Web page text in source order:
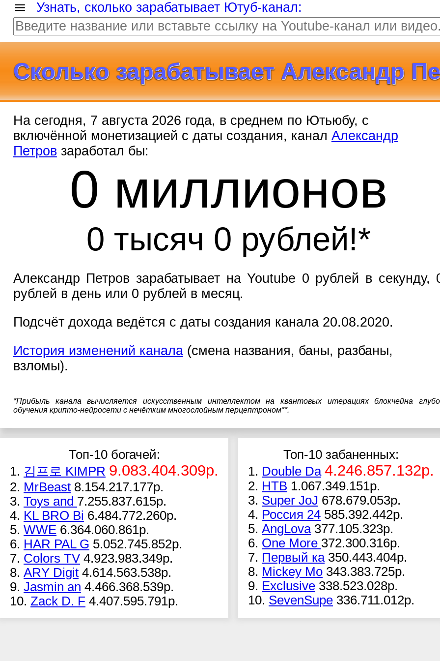
Узнать, сколько зарабатывает Ютуб-канал:
Сколько зарабатывает Александр
На сегодня, 7 августа 2026 года, в среднем по Ютьюбу, с
включённой монетизацией с даты создания, канал Александр
Петровзаработал бы:
0 миллионов
0 тысяч 0 рублей!*
Александр Петров зарабатывает на Youtube 0 рублей в секунду,
рублей в день или 0 рублей в месяц.
Подсчёт дохода ведётся с даты создания канала 20.08.2020.
История изменений канала(смена названия, баны, разбаны,
взломы).
*Прибыль канала вычисляется искусственным интеллектом на квантовых итерациях блокчейна
обучения крипто-нейросети с нечётким многослойным перцептроном**.
Топ-10 богачей:
1. 김프로 KIMPR 9.083.404.309р.
2. MrBeast 8.154.217.177р.
3. Toys and 7.255.837.615р.
4. KL BRO Bi 6.484.772.260р.
5. WWE 6.364.060.861р.
6. HAR PAL G 5.052.745.852р.
7. Colors TV 4.923.983.349р.
8. ARY Digit 4.614.563.538р.
9. Jasmin an 4.466.368.539р.
10. Zack D. F 4.407.595.791р.
Топ-10 забаненных:
1. Double Da 4.246.857.132р.
2. НТВ 1.067.349.151р.
3. Super JoJ 678.679.053р.
4. Россия 24 585.392.442р.
5. AngLova 377.105.323р.
6. One More 372.300.316р.
7. Первый ка 350.443.404р.
8. Mickey Mo 343.383.725р.
9. Exclusive 338.523.028р.
10. SevenSupe 336.711.012р.